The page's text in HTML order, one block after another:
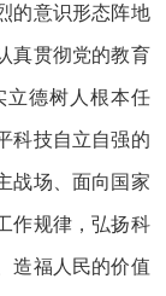
的意识形态阵地
真贯彻党的教育
立德树人根本任
科技自立自强的
战场、面向国家
作规律，弘扬科
造福人民的价值